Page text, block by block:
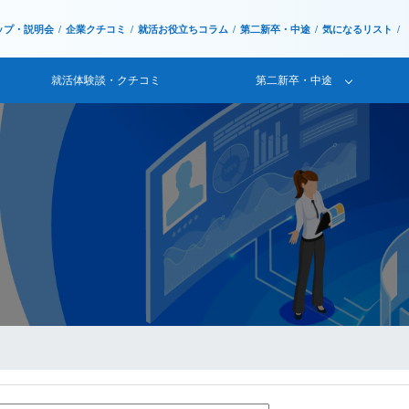
プ・説明会 企業クチコミ 就活お役立ちコラム 第二新卒・中途 気になるリスト
就活体験談・クチコミ 第二新卒・中途